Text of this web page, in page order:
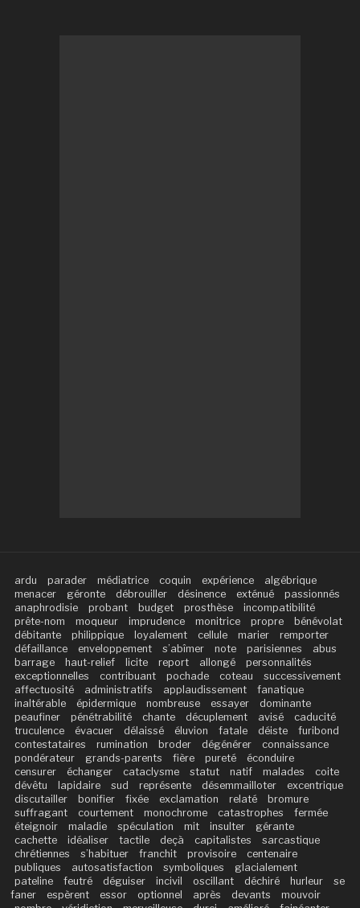
ardu parader médiatrice coquin expérience
algébrique
menacer
géronte débrouiller désinence exténué
passionnés
anaphrodisie
probant budget prosthèse
incompatibilité
prête-nom
moqueur imprudence monitrice propre
bénévolat
débitante
philippique loyalement cellule marier
remporter
défaillance
enveloppement s’abîmer note parisiennes
abus
barrage
haut-relief licite report allongé
personnalités
exceptionnelles
contribuant pochade coteau
successivement
affectuosité
administratifs applaudissement
fanatique
inaltérable
épidermique nombreuse essayer
dominante
peaufiner
pénétrabilité chante décuplement avisé
caducité
truculence
évacuer délaissé éluvion fatale déiste
furibond
contestataires
rumination broder dégénérer
connaissance
pondérateur
grands-parents fière pureté
éconduire
censurer
échanger cataclysme statut natif malades
coite
dévêtu
lapidaire sud représente désemmailloter
excentrique
discutailler
bonifier fixée exclamation relaté
bromure
suffragant
courtement monochrome catastrophes
fermée
éteignoir
maladie spéculation mit insulter
gérante
cachette
idéaliser tactile deçà capitalistes
sarcastique
chrétiennes
s’habituer franchit provisoire
centenaire
publiques
autosatisfaction symboliques
glacialement
pateline
feutré déguiser incivil oscillant déchiré hurleur
se
faner
espèrent essor optionnel après devants
mouvoir